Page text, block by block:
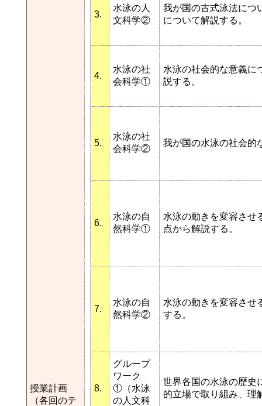
授業計画
（各回のテ
3.
水泳の人
文科学②
我が国の古式泳法につ
について解説する。
4.
水泳の社
会科学①
水泳の社会的な意義に
説する。
5.
水泳の社
会科学②
我が国の水泳の社会的
6.
水泳の自
然科学①
水泳の動きを変容させ
点から解説する。
7.
水泳の自
然科学②
水泳の動きを変容させ
する。
8.
グループ
ワーク
①（水泳
の人文科
世界各国の水泳の歴史
的立場で取り組み、理